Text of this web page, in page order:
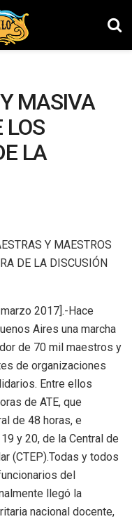
MASIVA
LOS
LA
Y MAESTROS
DE LA DISCUSIÓN
marzo 2017].-Hace
Aires una marcha
de 70 mil maestros y
de organizaciones
Entre ellos
de ATE, que
de 48 horas, e
y 20, de la Central de
(CTEP).Todas y todos
del
llegó la
nacional docente,